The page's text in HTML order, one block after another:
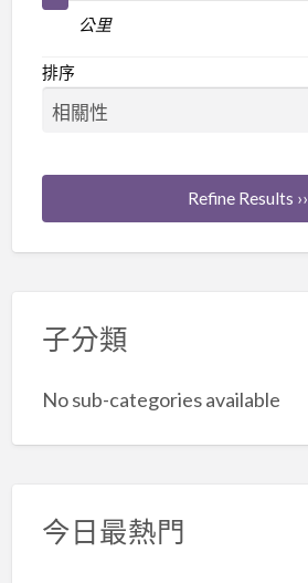
公里
排序
Refine Results ››
子分類
No sub-categories available
今日最熱門